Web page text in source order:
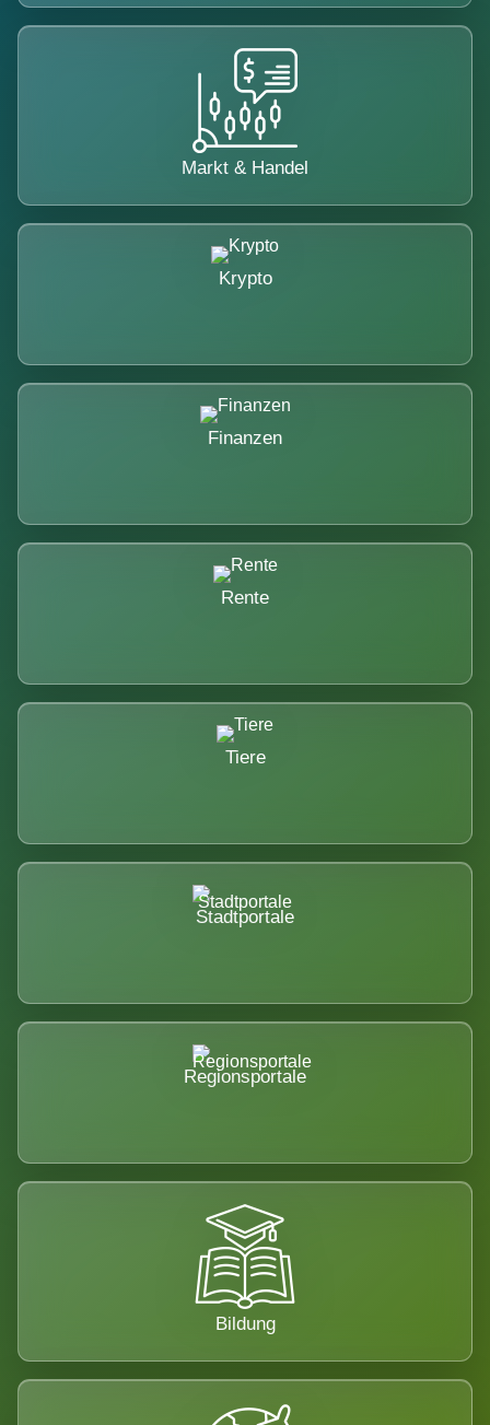
Markt & Handel
Krypto
Finanzen
Rente
Tiere
Stadtportale
Regionsportale
Bildung